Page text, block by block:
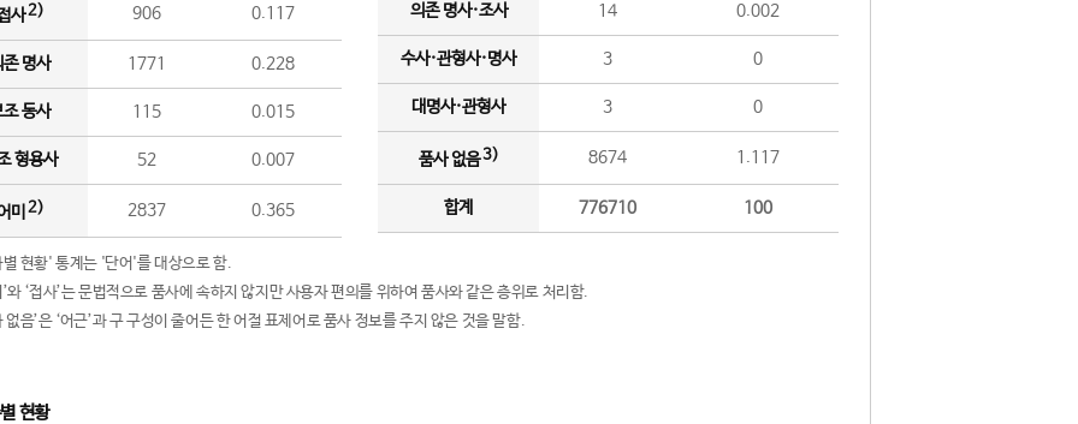
사2) 906 0.117
존 명사 1771 0.228
조 동사 115 0.015
형용사 52 0.007
미 2) 2837 0.365
의존 명사·조사 14 0.002
수사·관형사·명사 3 0
대명사·관형사 3 0
품사 없음3) 8674 1.117
합계 776710 100
현황' 통계는 '단어'를 대상으로 함.
와 ‘접사’는 문법적으로 품사에 속하지 않지만 사용자 편의를 위하여 품사와 같은 층위로 처리함.
없음’은 ‘어근’과 구 구성이 줄어든 한 어절 표제어로 품사 정보를 주지 않은 것을 말함.
현황